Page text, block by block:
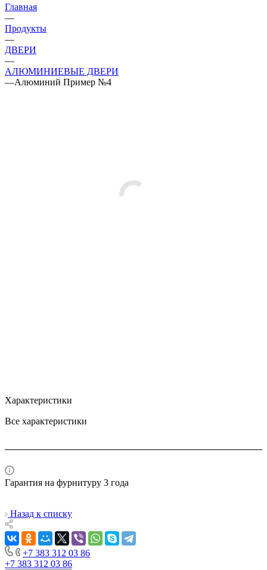
Главная
—
Продукты
—
ДВЕРИ
—
АЛЮМИНИЕВЫЕ ДВЕРИ
—Алюминий Пример №4
Характеристики
Все характеристики
Гарантия на фурнитуру 3 года
Назад к списку
+7 383 312 03 86
+7 383 312 03 86